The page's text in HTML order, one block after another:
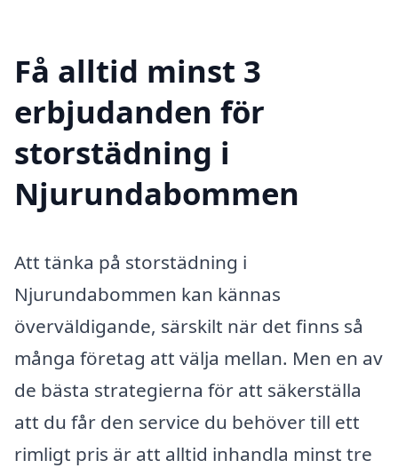
Få alltid minst 3
erbjudanden för
storstädning i
Njurundabommen
Att tänka på storstädning i
Njurundabommen kan kännas
överväldigande, särskilt när det finns så
många företag att välja mellan. Men en av
de bästa strategierna för att säkerställa
att du får den service du behöver till ett
rimligt pris är att alltid inhandla minst tre